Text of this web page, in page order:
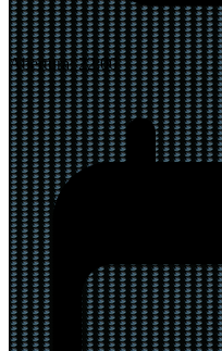
Abertura:22:00